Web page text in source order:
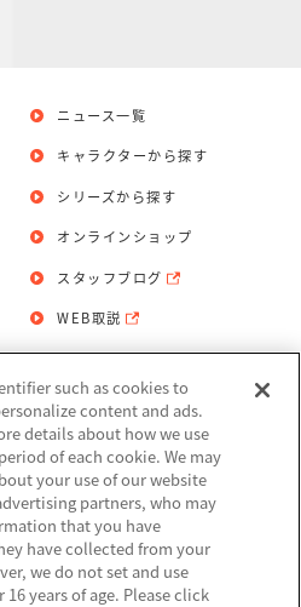
ニュース一覧
キャラクターから探す
シリーズから探す
オンラインショップ
スタッフブログ
WEB取説
個人情報保護方針
or Share My Personal
such as cookies to
content and ads.
details about how we use
of each cookie. We may
your use of our website
partners, who may
that you have
have collected from your
we do not set and use
years of age. Please click